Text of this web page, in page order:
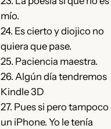
mío.
24. Es cierto y diojico no
quiera que pase.
25. Paciencia maestra.
26. Algún día tendremos
Kindle 3D
27. Pues si pero tampoco
un iPhone. Yo le tenía